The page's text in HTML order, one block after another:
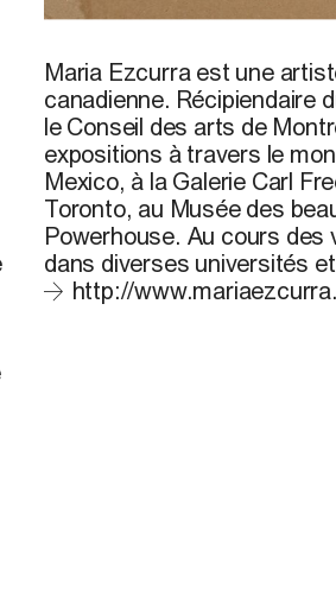
Maria Ezcurra est une
canadienne. Récipiendaire
le Conseil des arts de
expositions à travers le
Mexico, à la Galerie Carl
Toronto, au Musée des
Powerhouse. Au cours des
dans diverses universités
http://